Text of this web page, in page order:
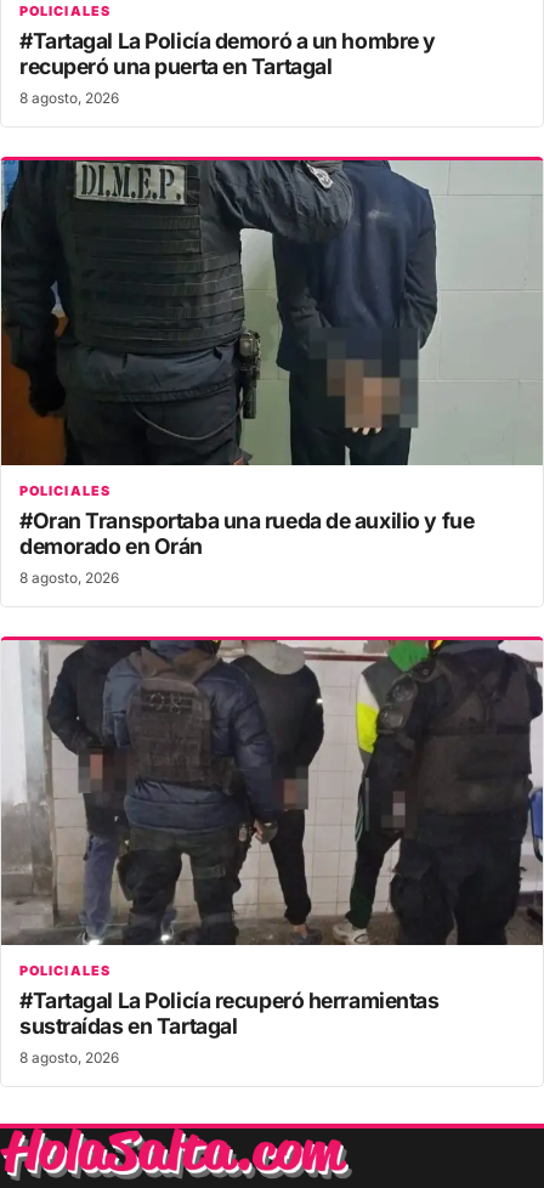
POLICIALES
#Tartagal La Policía demoró a un hombre y
recuperó una puerta en Tartagal
8 agosto, 2026
POLICIALES
#Oran Transportaba una rueda de auxilio y fue
demorado en Orán
8 agosto, 2026
POLICIALES
#Tartagal La Policía recuperó herramientas
sustraídas en Tartagal
8 agosto, 2026